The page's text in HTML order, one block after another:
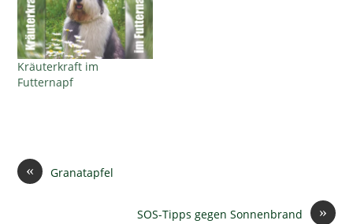
Kräuterkraft im
Futternapf
« Granatapfel
»
SOS-Tipps gegen Sonnenbrand